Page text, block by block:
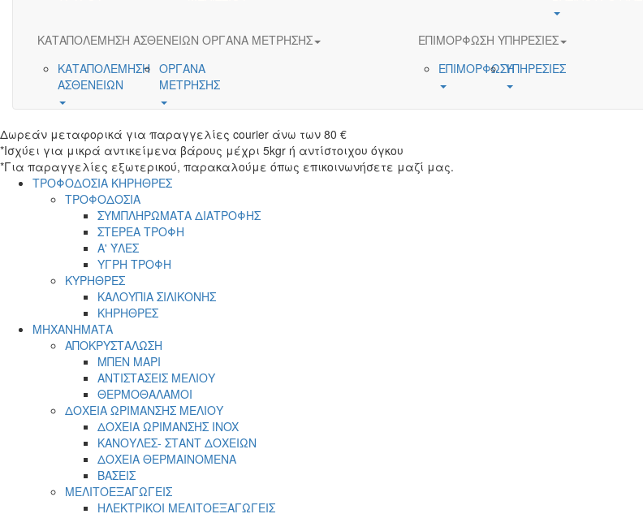
ΚΑΤΑΠΟΛΕΜΗΣΗ ΑΣΘΕΝΕΙΩΝ ΟΡΓΑΝΑ ΜΕΤΡΗΣΗΣ
ΚΑΤΑΠΟΛΕΜΗΣΗ
ΑΣΘΕΝΕΙΩΝ
ΟΡΓΑΝΑ
ΜΕΤΡΗΣΗΣ
ΕΠΙΜΟΡΦΩΣΗ ΥΠΗΡΕΣΙΕΣ
ΕΠΙΜΟΡΦΩΣΗΥΠΗΡΕΣΙΕΣ
Δωρεάν μεταφορικά για παραγγελίες courier άνω των 80 €
*Ισχύει για μικρά αντικείμενα βάρους μέχρι 5kgr ή αντίστοιχου όγκου
*Για παραγγελίες εξωτερικού, παρακαλούμε όπως επικοινωνήσετε μαζί μας.
menu ΤΡΟΦΟΔΟΣΙΑ ΚΗΡΗΘΡΕΣ
ΤΡΟΦΟΔΟΣΙΑ
ΣΥΜΠΛΗΡΩΜΑΤΑ ΔΙΑΤΡΟΦΗΣ
ΣΤΕΡΕΑ ΤΡΟΦΗ
Α' ΎΛΕΣ
ΥΓΡΗ ΤΡΟΦΗ
ΚΥΡΗΘΡΕΣ
ΚΑΛΟΥΠΙΑ ΣΙΛΙΚΟΝΗΣ
ΚΗΡΗΘΡΕΣ
ΜΗΧΑΝΗΜΑΤΑ
ΑΠΟΚΡΥΣΤΑΛΩΣΗ
ΜΠΕΝ ΜΑΡΙ
ΑΝΤΙΣΤΑΣΕΙΣ ΜΕΛΙΟΥ
ΘΕΡΜΟΘΑΛΑΜΟΙ
ΔΟΧΕΙΑ ΩΡΙΜΑΝΣΗΣ ΜΕΛΙΟΥ
ΔΟΧΕΙΑ ΩΡΙΜΑΝΣΗΣ INOX
ΚΑΝΟΥΛΕΣ- ΣΤΑΝΤ ΔΟΧΕΙΩΝ
ΔΟΧΕΙΑ ΘΕΡΜΑΙΝΟΜΕΝΑ
ΒΑΣΕΙΣ
ΜΕΛΙΤΟΕΞΑΓΩΓΕΙΣ
ΗΛΕΚΤΡΙΚΟΙ ΜΕΛΙΤΟΕΞΑΓΩΓΕΙΣ